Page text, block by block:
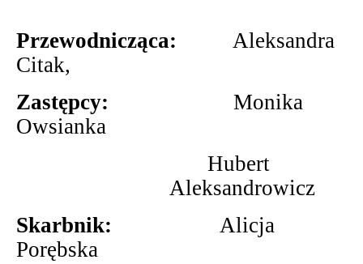
Przewodnicząca:
Aleksandra
Citak,
Zastępcy:
Monika
Owsianka
Hubert
Aleksandrowicz
Skarbnik:
Alicja
Porębska